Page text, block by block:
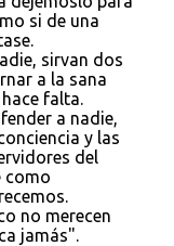
si de una
sirvan dos
a la sana
falta.
a nadie,
y las
del
como
no merecen
jamás".